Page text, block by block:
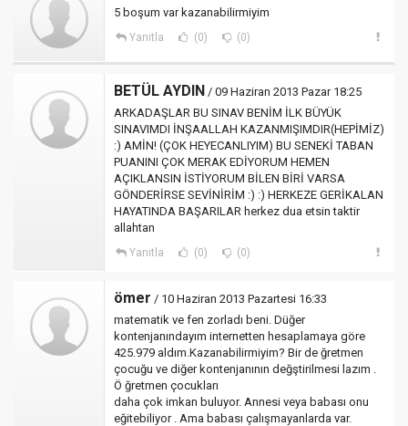
5 boşum var kazanabilirmiyim
Yanıtla (0) (0)
BETÜL AYDIN / 09 Haziran 2013 Pazar 18:25
ARKADAŞLAR BU SINAV BENİM İLK BÜYÜK
SINAVIMDI İNŞAALLAH KAZANMIŞIMDIR(HEPİMİZ)
:) AMİN! (ÇOK HEYECANLIYIM) BU SENEKİ TABAN
PUANINI ÇOK MERAK EDİYORUM HEMEN
AÇIKLANSIN İSTİYORUM BİLEN BİRİ VARSA
GÖNDERİRSE SEVİNİRİM :) :) HERKEZE GERİKALAN
HAYATINDA BAŞARILAR herkez dua etsin taktir
allahtan
Yanıtla (0) (0)
ömer / 10 Haziran 2013 Pazartesi 16:33
matematik ve fen zorladı beni. Düğer
kontenjanındayım internetten hesaplamaya göre
425.979 aldım.Kazanabilirmiyim? Bir de ğretmen
çocuğu ve diğer kontenjanının değştirilmesi lazım .
Ö ğretmen çocukları
daha çok imkan buluyor. Annesi veya babası onu
eğitebiliyor . Ama babası çalışmayanlarda var.